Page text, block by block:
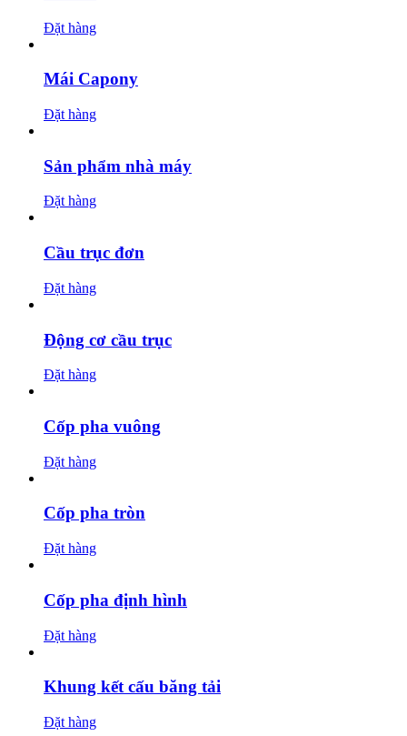
Đặt hàng
Mái Capony
Đặt hàng
Sản phẩm nhà máy
Đặt hàng
Cầu trục đơn
Đặt hàng
Động cơ cầu trục
Đặt hàng
Cốp pha vuông
Đặt hàng
Cốp pha tròn
Đặt hàng
Cốp pha định hình
Đặt hàng
Khung kết cấu băng tải
Đặt hàng